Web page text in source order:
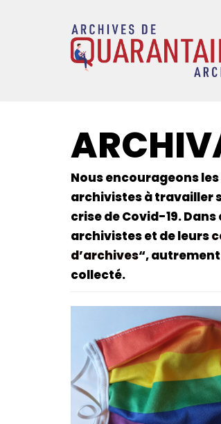
Nous encourageons
archivistes à travailler
crise de Covid-19.
archivistes et de leurs
d’archives“,
collecté.